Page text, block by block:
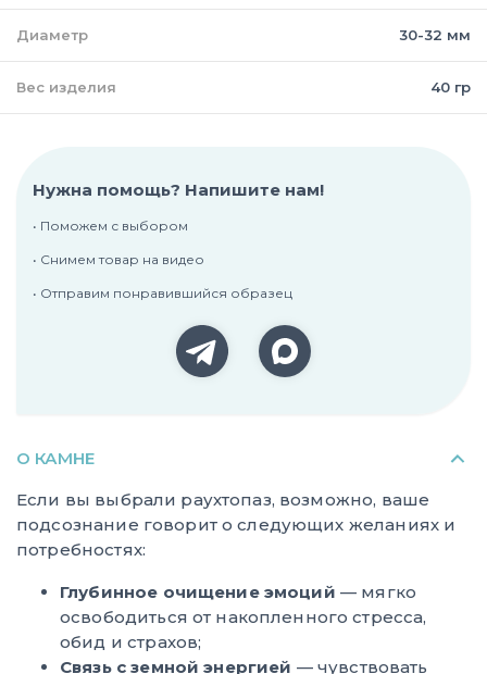
Диаметр 30-32 мм
Вес изделия 40 гр
Нужна помощь? Напишите нам!
• Поможем с выбором
• Снимем товар на видео
• Отправим понравившийся образец
О КАМНЕ
Если вы выбрали раухтопаз, возможно, ваше
подсознание говорит о следующих желаниях и
потребностях:
Глубинное очищение эмоций — мягко
освободиться от накопленного стресса,
обид и страхов;
Связь с земной энергией — чувствовать